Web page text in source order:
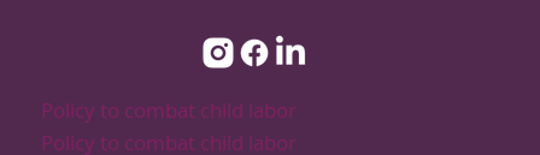
Policy to combat child labor
Policy to combat child labor